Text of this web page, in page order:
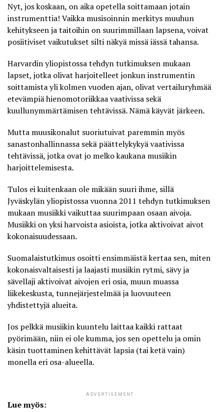
Nyt, jos koskaan, on aika opetella soittamaan jotain
instrumenttia! Vaikka musisoinnin merkitys muuhun
kehitykseen ja taitoihin on suurimmillaan lapsena, voivat
posiitiviset vaikutukset silti näkyä missä iässä tahansa.
Harvardin yliopistossa tehdyntutkimuksen mukaan
lapset, jotka olivat harjoitelleet jonkun instrumentin
soittamista yli kolmen vuoden ajan, olivat vertailuryhmää
etevämpiä hienomotoriikkaa vaativissa sekä
kuullunymmärtämisen tehtävissä. Nämä käyvät järkeen.
Mutta muusikonalut suoriutuivat paremmin myös
sanastonhallinnassa sekä päättelykykyä vaativissa
tehtävissä, jotka ovat jo melko kaukana musiikin
harjoittelemisesta.
Tulos ei kuitenkaan ole mikään suuri ihme, sillä
Jyväskylän yliopistossa vuonna 2011 tehdyntutkimuksen
mukaan musiikki vaikuttaa suurimpaan osaan aivoja.
Musiikki on yksi harvoista asioista, jotka aktivoivat aivot
kokonaisuudessaan.
Suomalaistutkimus osoitti ensimmäistä kertaa sen, miten
kokonaisvaltaisesti ja laajasti musiikin rytmi, sävy ja
sävellaji aktivoivat aivojen eri osia, muun muassa
liikekeskusta, tunnejärjestelmää ja luovuuteen
yhdistettyjä alueita.
Jos pelkkä musiikin kuuntelu laittaa kaikki rattaat
pyörimään, niin ei ole kumma, jos sen opettelu ja omin
käsin tuottaminen kehittävät lapsia (tai ketä vain)
monella eri osa-alueella.
ADVERTISEMENT
Lue myös: